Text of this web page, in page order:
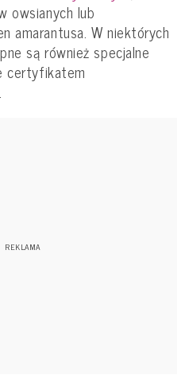
owsianych lub
amarantusa. W niektórych
są również specjalne
certyfikatem